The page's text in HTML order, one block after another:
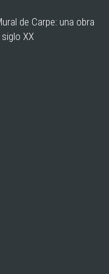
de Carpe: una obra
XX